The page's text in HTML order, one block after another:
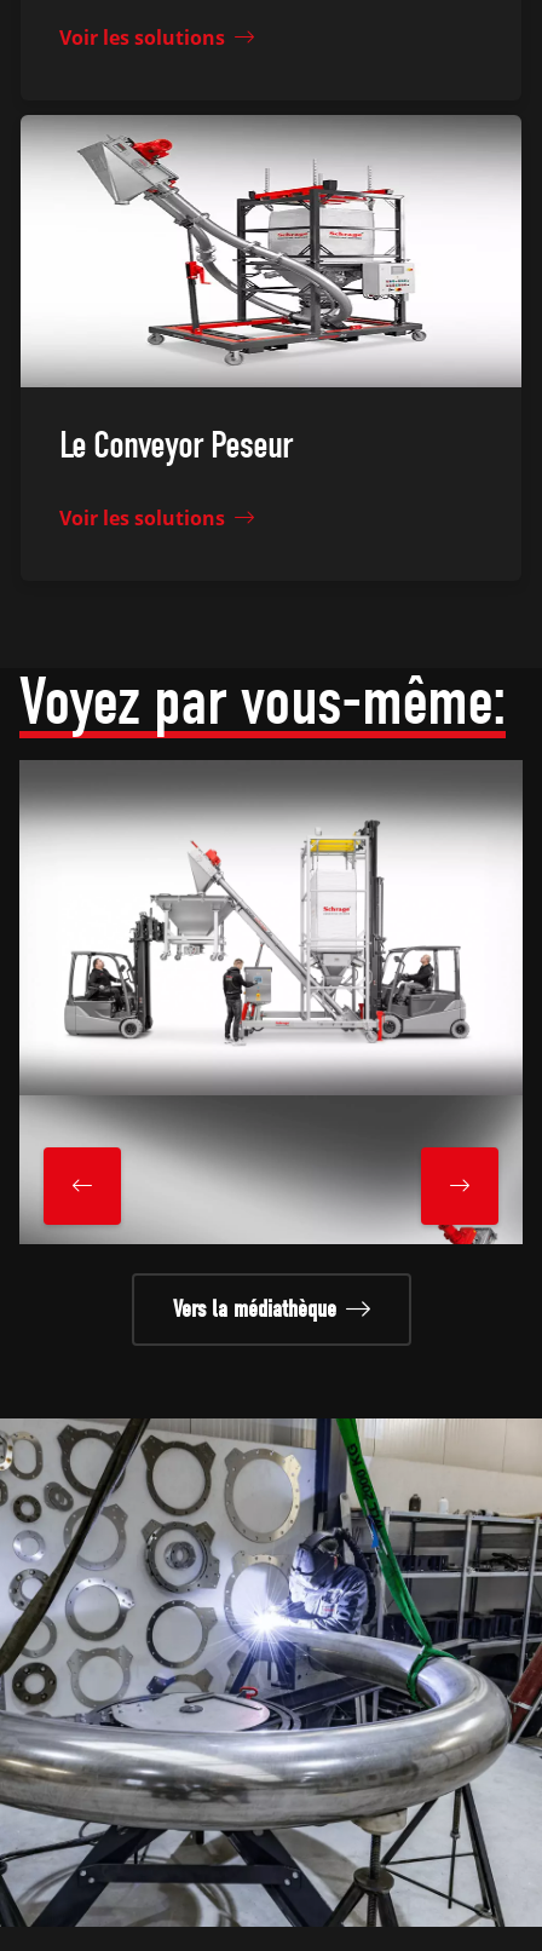
Voir les solutions
Le Conveyor Peseur
Voir les solutions
Voyez par vous-même:
Vers la médiathèque